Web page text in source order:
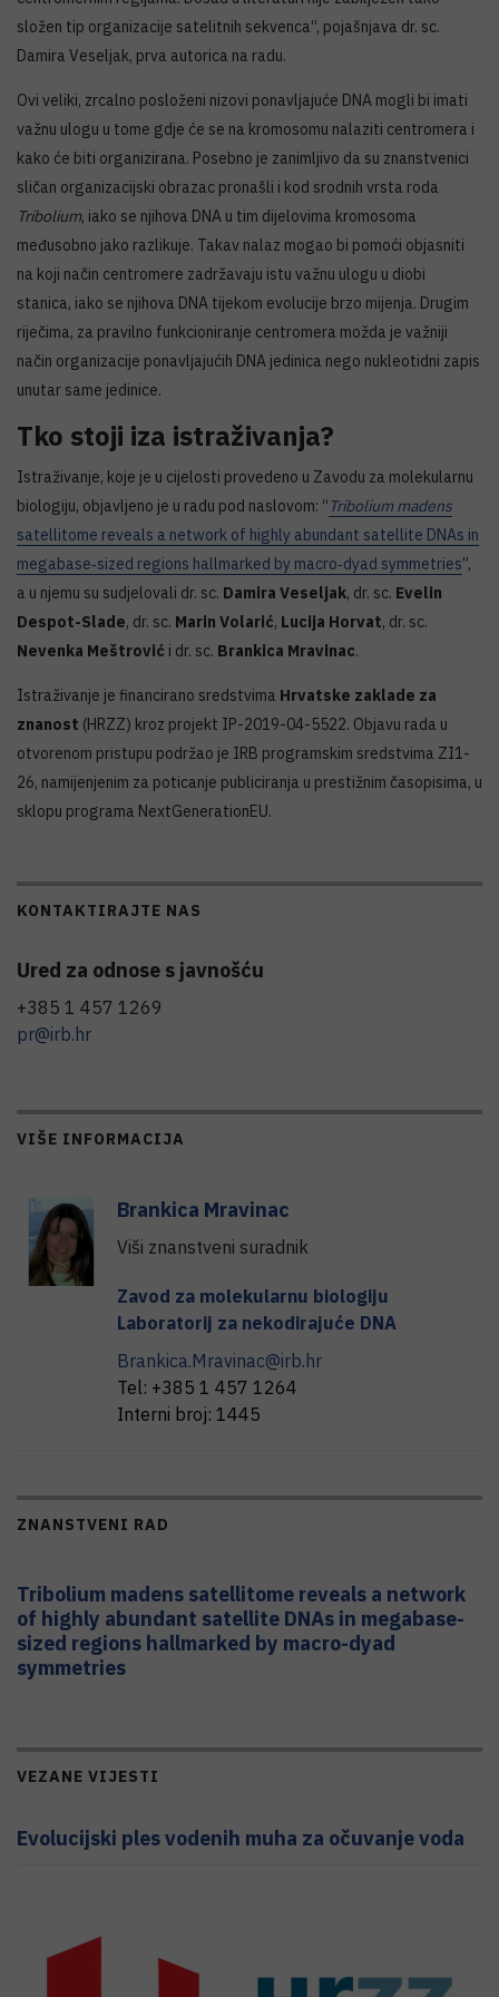
složen tip organizacije satelitnih sekvenca“, pojašnjava dr. sc.
Damira Veseljak, prva autorica na radu.
Ovi veliki, zrcalno posloženi nizovi ponavljajuće DNA mogli bi imati
važnu ulogu u tome gdje će se na kromosomu nalaziti centromera i
kako će biti organizirana. Posebno je zanimljivo da su znanstvenici
sličan organizacijski obrazac pronašli i kod srodnih vrsta roda
Tribolium, iako se njihova DNA u tim dijelovima kromosoma
međusobno jako razlikuje. Takav nalaz mogao bi pomoći objasniti
na koji način centromere zadržavaju istu važnu ulogu u diobi
stanica, iako se njihova DNA tijekom evolucije brzo mijenja. Drugim
riječima, za pravilno funkcioniranje centromera možda je važniji
način organizacije ponavljajućih DNA jedinica nego nukleotidni zapis
unutar same jedinice.
Tko stoji iza istraživanja?
Istraživanje, koje je u cijelosti provedeno u Zavodu za molekularnu
biologiju, objavljeno je u radu pod naslovom: “ Tribolium madens
satellitome reveals a network of highly abundant satellite DNAs in
megabase‑sized regions hallmarked by macro‑dyad symmetries”,
a u njemu su sudjelovali dr. sc. Damira Veseljak, dr. sc. Evelin
Despot-Slade, dr. sc. Marin Volarić, Lucija Horvat, dr. sc.
Nevenka Meštrović i dr. sc. Brankica Mravinac.
Istraživanje je financirano sredstvima Hrvatske zaklade za
znanost (HRZZ) kroz projekt IP-2019-04-5522. Objavu rada u
otvorenom pristupu podržao je IRB programskim sredstvima ZI1-
26, namijenjenim za poticanje publiciranja u prestižnim časopisima, u
sklopu programa NextGenerationEU.
KONTAKTIRAJTE NAS
Ured za odnose s javnošću
+385 1 457 1269
pr@irb.hr
VIŠE INFORMACIJA
Brankica Mravinac
Viši znanstveni suradnik
Zavod za molekularnu biologiju
Laboratorij za nekodirajuće DNA
Brankica.Mravinac@irb.hr
Tel: +385 1 457 1264
Interni broj: 1445
ZNANSTVENI RAD
Tribolium madens satellitome reveals a network
of highly abundant satellite DNAs in megabase-
sized regions hallmarked by macro-dyad
symmetries
VEZANE VIJESTI
Evolucijski ples vodenih muha za očuvanje voda